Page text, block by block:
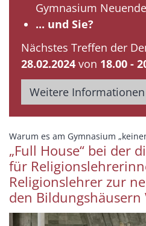
Gymnasium
... und Sie?
Nächstes Treffen der
28.02.2024 von 18.00 -
Weitere
Warum es am Gymnasium
„Full House“ bei der
für
Religionslehrer zur
den